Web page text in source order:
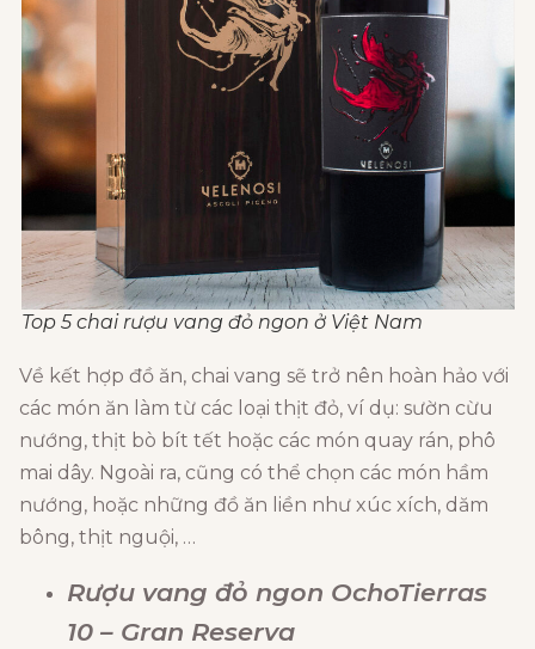
Top 5 chai rượu vang đỏ ngon ở Việt Nam
Về kết hợp đồ ăn, chai vang sẽ trở nên hoàn hảo với
các món ăn làm từ các loại thịt đỏ, ví dụ: sườn cừu
nướng, thịt bò bít tết hoặc các món quay rán, phô
mai dây. Ngoài ra, cũng có thể chọn các món hầm
nướng, hoặc những đồ ăn liền như xúc xích, dăm
bông, thịt nguội, …
Rượu vang đỏ ngon OchoTierras
10 – Gran Reserva